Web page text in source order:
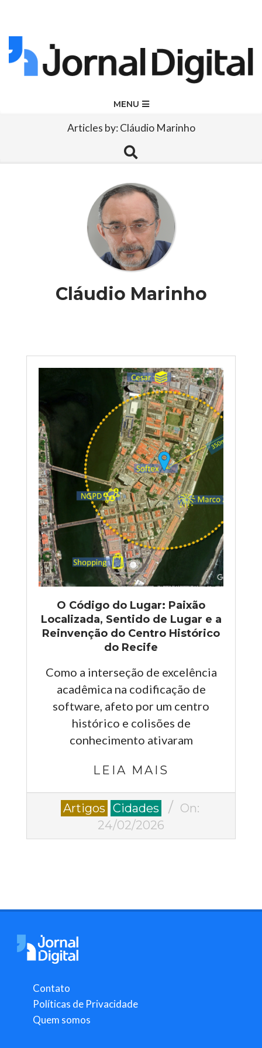
Skip
to
Jornal
Digital
MENU
Articles by: Cláudio Marinho
Search
Cláudio Marinho
O Código do Lugar: Paixão
Localizada, Sentido de Lugar e a
Reinvenção do Centro Histórico
do Recife
Como a interseção de excelência
acadêmica na codificação de
software, afeto por um centro
histórico e colisões de
conhecimento ativaram
LEIA MAIS
Artigos Cidades
On:
24/02/2026
Contato
Políticas de Privacidade
Quem somos